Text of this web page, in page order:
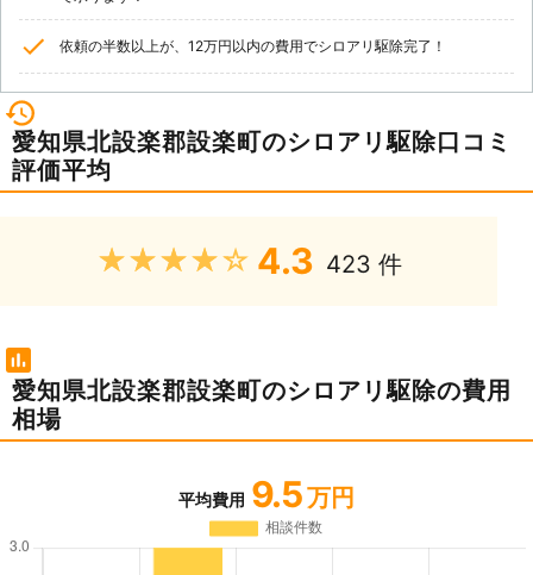
依頼の半数以上が、12万円以内の費用でシロアリ駆除完了！
愛知県北設楽郡設楽町のシロアリ駆除口コミ
評価平均
★★★★★ 4.3 423 件
愛知県北設楽郡設楽町のシロアリ駆除の費用
相場
平均費用 9.5 万円